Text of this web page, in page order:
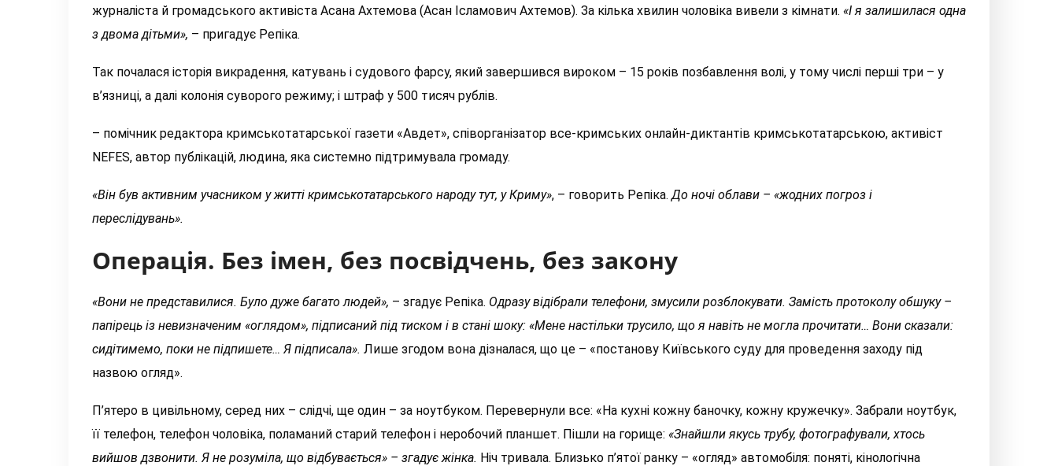
журналіста й громадського активіста Асана Ахтемова (Асан Ісламович Ахтемов). За кілька хвилин чоловіка вивели з кімнати. «І я залишилася одна
з двома дітьми», – пригадує Репіка.
Так почалася історія викрадення, катувань і судового фарсу, який завершився вироком – 15 років позбавлення волі, у тому числі перші три – у
в’язниці, а далі колонія суворого режиму; і штраф у 500 тисяч рублів.
– помічник редактора кримськотатарської газети «Авдет», співорганізатор все-кримських онлайн-диктантів кримськотатарською, активіст
NEFES, автор публікацій, людина, яка системно підтримувала громаду.
«Він був активним учасником у житті кримськотатарського народу тут, у Криму», – говорить Репіка. До ночі облави – «жодних погроз і
переслідувань».
Операція. Без імен, без посвідчень, без закону
«Вони не представилися. Було дуже багато людей», – згадує Репіка. Одразу відібрали телефони, змусили розблокувати. Замість протоколу обшуку –
папірець із невизначеним «оглядом», підписаний під тиском і в стані шоку: «Мене настільки трусило, що я навіть не могла прочитати… Вони сказали:
сидітимемо, поки не підпишете… Я підписала». Лише згодом вона дізналася, що це – «постанову Київського суду для проведення заходу під
назвою огляд».
П’ятеро в цивільному, серед них – слідчі, ще один – за ноутбуком. Перевернули все: «На кухні кожну баночку, кожну кружечку». Забрали ноутбук,
її телефон, телефон чоловіка, поламаний старий телефон і неробочий планшет. Пішли на горище: «Знайшли якусь трубу, фотографували, хтось
вийшов дзвонити. Я не розуміла, що відбувається» – згадує жінка. Ніч тривала. Близько п’ятої ранку – «огляд» автомобіля: поняті, кінологічна